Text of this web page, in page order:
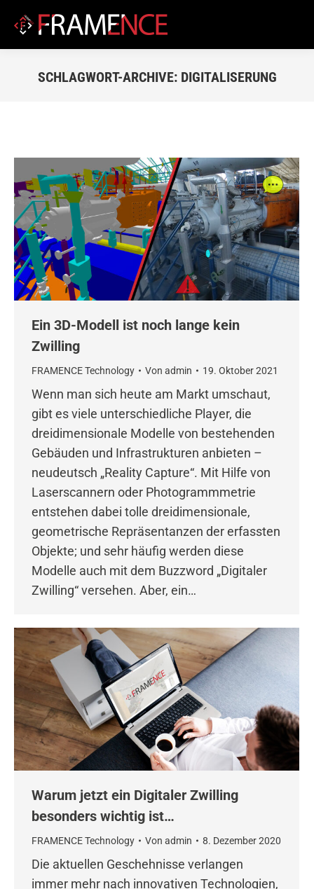
SCHLAGWORT-ARCHIVE: DIGITALISERUNG
Ein 3D-Modell ist noch lange kein
Zwilling
FRAMENCE Technology Von admin 19. Oktober 2021
Wenn man sich heute am Markt umschaut,
gibt es viele unterschiedliche Player, die
dreidimensionale Modelle von bestehenden
Gebäuden und Infrastrukturen anbieten –
neudeutsch „Reality Capture“. Mit Hilfe von
Laserscannern oder Photogrammmetrie
entstehen dabei tolle dreidimensionale,
geometrische Repräsentanzen der erfassten
Objekte; und sehr häufig werden diese
Modelle auch mit dem Buzzword „Digitaler
Zwilling“ versehen. Aber, ein…
Warum jetzt ein Digitaler Zwilling
besonders wichtig ist…
FRAMENCE Technology Von admin 8. Dezember 2020
Die aktuellen Geschehnisse verlangen
immer mehr nach innovativen Technologien,